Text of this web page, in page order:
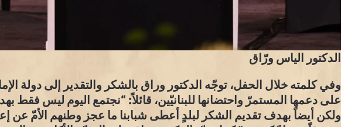
الدكتور الياس ورّاق
وفي كلمته خلال الحفل، توجّه الدكتور وراق بالشكر والتقدير إلى دولة
على دعمها المستمرّ واحتضانها للبنانيّين، قائلاً: “نجتمع اليوم ليس فقط
ولكن أيضاً بهدف تقديم الشكر لبلدٍ أعطى شبابنا ما عجز وطنهم الأمّ عن